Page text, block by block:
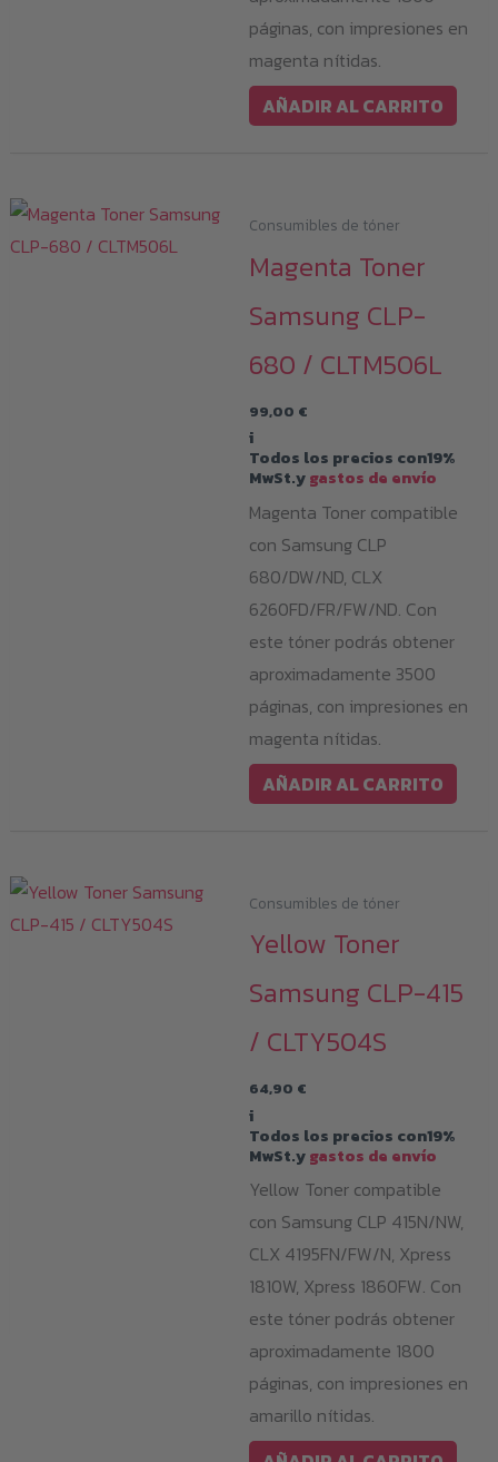
páginas, con impresiones en
magenta nítidas.
AÑADIR AL CARRITO
Consumibles de tóner
Magenta Toner
Samsung CLP-
680 / CLTM506L
99,00 €
i
Todos los precios con19%
MwSt.ygastos de envío
Magenta Toner compatible
con Samsung CLP
680/DW/ND, CLX
6260FD/FR/FW/ND. Con
este tóner podrás obtener
aproximadamente 3500
páginas, con impresiones en
magenta nítidas.
AÑADIR AL CARRITO
Consumibles de tóner
Yellow Toner
Samsung CLP-415
/ CLTY504S
64,90 €
i
Todos los precios con19%
MwSt.ygastos de envío
Yellow Toner compatible
con Samsung CLP 415N/NW,
CLX 4195FN/FW/N, Xpress
1810W, Xpress 1860FW. Con
este tóner podrás obtener
aproximadamente 1800
páginas, con impresiones en
amarillo nítidas.